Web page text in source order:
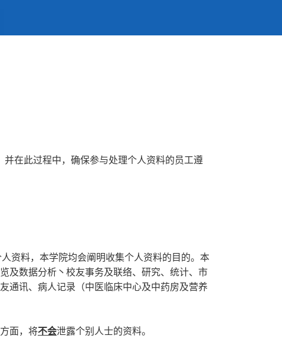
在此过程中，确保参与处理个人资料的员工遵
资料，本学院均会阐明收集个人资料的目的。本
及数据分析丶校友事务及联络、研究、统计、市
通讯、病人记录（中医临床中心及中药房及营养
面，将不会泄露个别人士的资料。